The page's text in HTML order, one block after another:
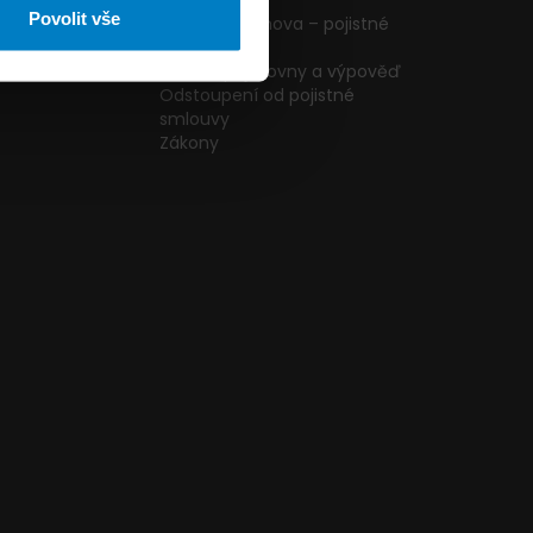
Povolit vše
Pojištění domova – pojistné
podmínky
Změna pojišťovny a výpověď
Odstoupení od pojistné
smlouvy
Zákony